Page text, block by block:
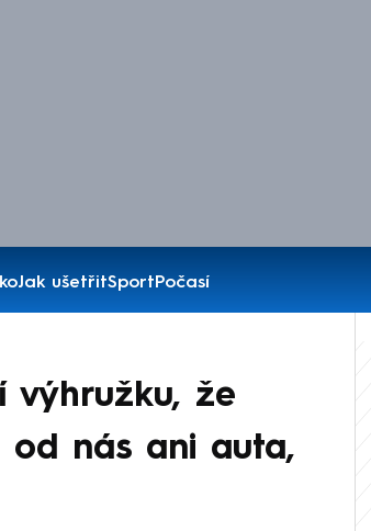
Jak ušetřitSportPočasí
výhružku, že
od nás ani auta,